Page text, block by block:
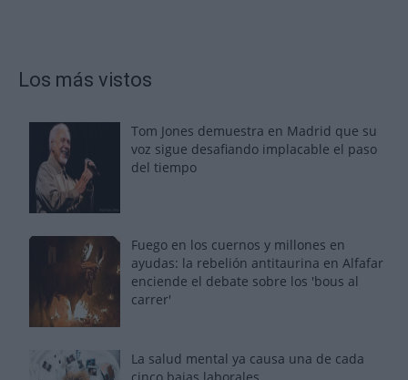
Los más vistos
Tom Jones demuestra en Madrid que su
voz sigue desafiando implacable el paso
del tiempo
Fuego en los cuernos y millones en
ayudas: la rebelión antitaurina en Alfafar
enciende el debate sobre los 'bous al
carrer'
La salud mental ya causa una de cada